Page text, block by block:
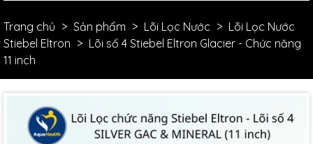
Trang chủ Sản phẩm Lõi Lọc Nước
Lõi Lọc Nước
Stiebel Eltron
Lõi số 4 Stiebel Eltron Glacier - Chức năng
11 inch